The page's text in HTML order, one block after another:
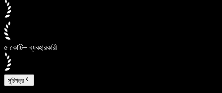
৫ কোটি+ ব্যবহারকারী
সূচিপত্র